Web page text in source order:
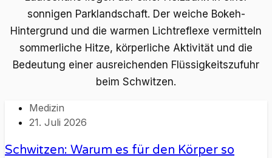
Medizin
21. Juli 2026
Schwitzen: Warum es für den Körper so